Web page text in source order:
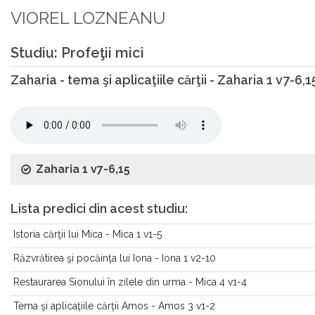
VIOREL LOZNEANU
Studiu: Profeţii mici
Zaharia - tema şi aplicaţiile cărţii - Zaharia 1 v7-
Zaharia 1 v7-6,15
Lista predici din acest studiu:
Istoria cărţii lui Mica - Mica 1 v1-5
Răzvrătirea şi pocăinţa lui Iona - Iona 1 v2-10
Restaurarea Sionului în zilele din urma - Mica 4 v1-4
Tema şi aplicaţiile cărţii Amos - Amos 3 v1-2